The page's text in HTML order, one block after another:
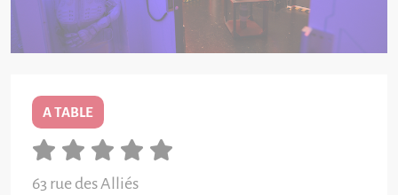
A TABLE
63 rue des Alliés